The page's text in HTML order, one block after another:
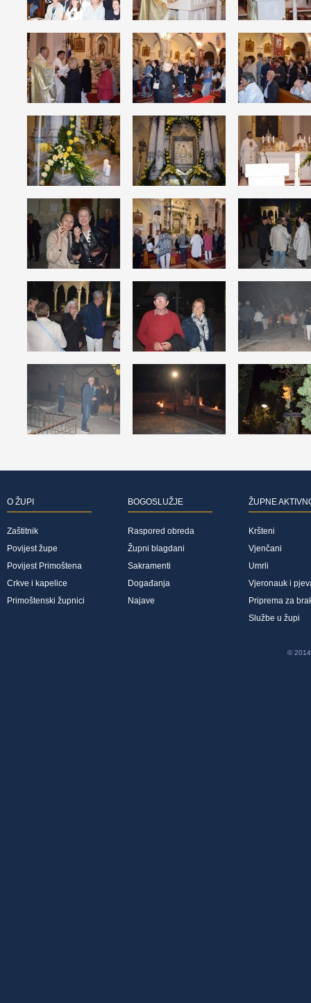
O ŽUPI
Zaštitnik
Povijest župe
Povijest Primoštena
Crkve i kapelice
Primoštenski župnici
BOGOSLUŽJE
Raspored obreda
Župni blagdani
Sakramenti
Događanja
Najave
ŽUPNE
Kršteni
Vjenčani
Umrli
Vjeronauk i
Priprema za
Službe u župi
© 2014